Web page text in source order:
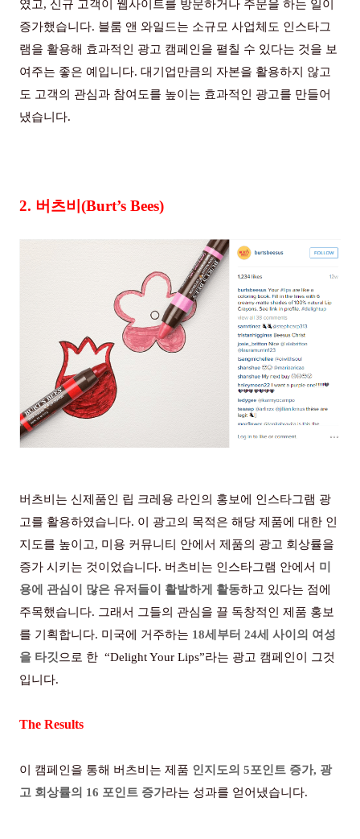
였고, 신규 고객이 웹사이트를 방문하거나 주문을 하는 일이
증가했습니다. 블룸 앤 와일드는 소규모 사업체도 인스타그
램을 활용해 효과적인 광고 캠페인을 펼칠 수 있다는 것을 보
여주는 좋은 예입니다. 대기업만큼의 자본을 활용하지 않고
도 고객의 관심과 참여도를 높이는 효과적인 광고를 만들어
냈습니다.
2. 버츠비 (Burt’s Bees)
버츠비는 신제품인 립 크레용 라인의 홍보에 인스타그램 광
고를 활용하였습니다. 이 광고의 목적은 해당 제품에 대한 인
지도를 높이고, 미용 커뮤니티 안에서 제품의 광고 회상률을
증가 시키는 것이었습니다. 버츠비는 인스타그램 안에서 미
용에 관심이 많은 유저들이 활발하게 활동하고 있다는 점에
주목했습니다. 그래서 그들의 관심을 끌 독창적인 제품 홍보
를 기획합니다. 미국에 거주하는 18세부터 24세 사이의 여성
을 타깃으로 한 “Delight Your Lips”라는 광고 캠페인이 그것
입니다.
The Results
이 캠페인을 통해 버츠비는 제품 인지도의 5포인트 증가, 광
고 회상률의 16 포인트 증가라는 성과를 얻어냈습니다.